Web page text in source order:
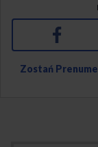
Zostań